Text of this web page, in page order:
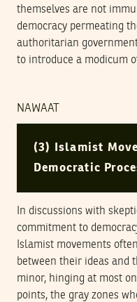
themselves are not
democracy permeating
authoritarian
to introduce a modicum
NAWAAT
(3) Islamist
Democratic
In discussions with
commitment to
Islamist movements
between their ideas and
minor, hinging at most
points, the gray zones